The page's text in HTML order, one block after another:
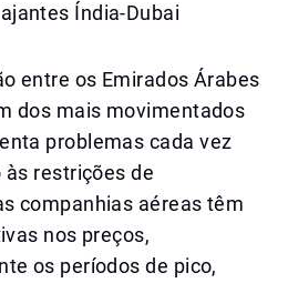
Índia-Dubai
entre os Emirados Árabes
dos mais movimentados
problemas cada vez
às restrições de
companhias aéreas têm
nos preços,
os períodos de pico,